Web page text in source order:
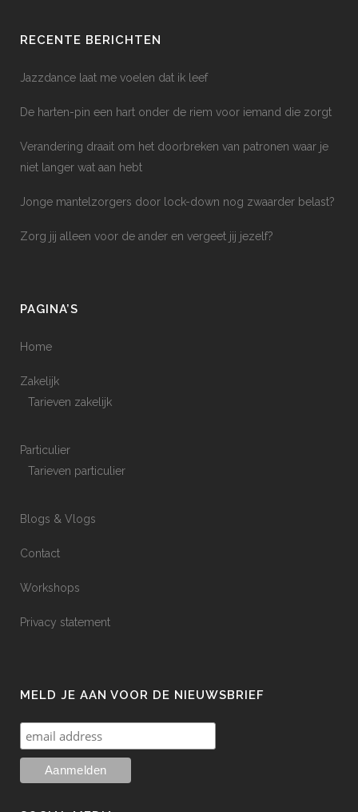
RECENTE BERICHTEN
Jazzdance laat me voelen dat ik leef
De harten-pin een hart onder de riem voor iemand die zorgt
Verandering draait om het doorbreken van patronen waar je
niet langer wat aan hebt
Jonge mantelzorgers door lock-down nog zwaarder belast?
Zorg jij alleen voor de ander en vergeet jij jezelf?
PAGINA’S
Home
Zakelijk
Tarieven zakelijk
Particulier
Tarieven particulier
Blogs & Vlogs
Contact
Workshops
Privacy statement
MELD JE AAN VOOR DE NIEUWSBRIEF